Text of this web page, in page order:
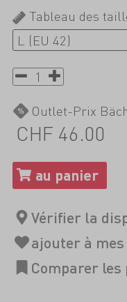
Tableau des
Outlet-Prix
CHF 46.00